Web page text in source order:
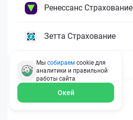
Ренессанс Страхование
Зетта Страхование
ГАЙДЕ
МАКС
Мы собираем cookie для
аналитики и правильной
работы сайта
Окей